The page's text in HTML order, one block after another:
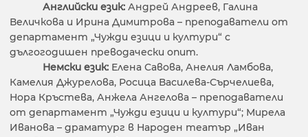
Английски език: Андрей Андреев, Галина
Величкова и Ирина Димитрова – преподаватели от
департамент „Чужди езици и култури“ с
дългогодишен преводачески опит.
Немски език: Елена Савова, Анелия Ламбова,
Камелия Джурелова, Росица Василева-Сърчелиева,
Нора Кръстева, Анжела Ангелова – преподаватели
от департамент „Чужди езици и култури“; Мирела
Иванова – драматург в Народен театър „Иван